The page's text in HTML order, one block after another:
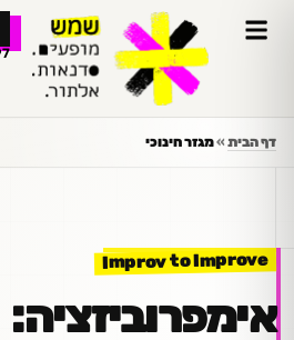
דף הבית »מגזר חינוכי
Improv to Improve
אימפרוביזציה: